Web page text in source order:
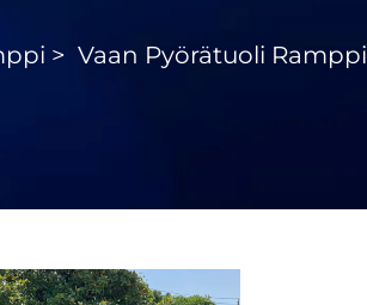
> Vaan Pyörätuoli Ramppi